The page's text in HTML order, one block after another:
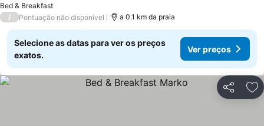
Bed & Breakfast
/ Pontuação não disponível a 0.1 km da praia
Selecione as datas para ver os preços
exatos.
Ver preços
Partilhar